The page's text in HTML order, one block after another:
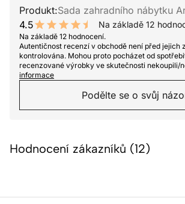
Produkt:Sada zahradního nábytku
4.5
9 out of 10 stars
Na základě 12
Na základě 12 hodnocení.
Autentičnost recenzí v obchodě není před jejich
kontrolována. Mohou proto pocházet od
recenzované výrobky ve skutečnosti nekoupili/
informace
Podělte se o svůj
Hodnocení zákazníků (12)